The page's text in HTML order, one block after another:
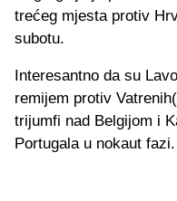
trećeg mjesta protiv
subotu.
Interesantno da su
remijem protiv
trijumfi nad Belgijom i
Portugala u nokaut fazi.